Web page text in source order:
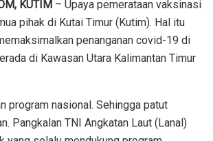
KUTIM – Upaya pemerataan vaksinasi
pihak di Kutai Timur (Kutim). Hal itu
penanganan covid-19 di
di Kawasan Utara Kalimantan Timur
program nasional. Sehingga patut
Pangkalan TNI Angkatan Laut (Lanal)